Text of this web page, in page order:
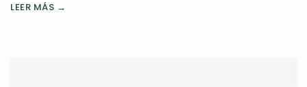
LEER MÁS →